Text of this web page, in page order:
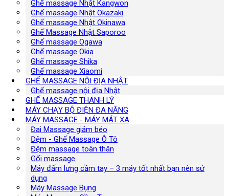
Ghế massage Nhật Kangwon
Ghế massage Nhật Okazaki
Ghế massage Nhật Okinawa
Ghế Massage Nhật Saporoo
Ghế massage Ogawa
Ghế massage Okia
Ghế massage Shika
Ghế massage Xiaomi
GHẾ MASSAGE NỘI ĐỊA NHẬT
Ghế massage nội địa Nhật
GHẾ MASSAGE THANH LÝ
MÁY CHẠY BỘ ĐIỆN ĐA NĂNG
MÁY MASSAGE - MÁY MÁT XA
Đai Massage giảm béo
Đệm - Ghế Massage Ô Tô
Đệm massage toàn thân
Gối massage
Máy đấm lưng cầm tay – 3 máy tốt nhất bạn nên sử
dụng
Máy Massage Bụng